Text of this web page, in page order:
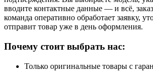
вводите контактные данные — и всё,
команда оперативно обработает заявку,
отправит товар уже в день оформления.
Почему стоит выбрать нас:
Только оригинальные товары с